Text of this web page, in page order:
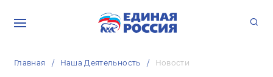
Главная Наша Деятельность Новости